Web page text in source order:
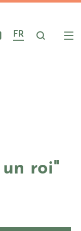
de
contacter
FR Je
un roi"